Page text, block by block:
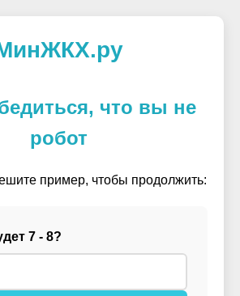
что вы не
робот
пример, чтобы продолжить:
7 - 8?